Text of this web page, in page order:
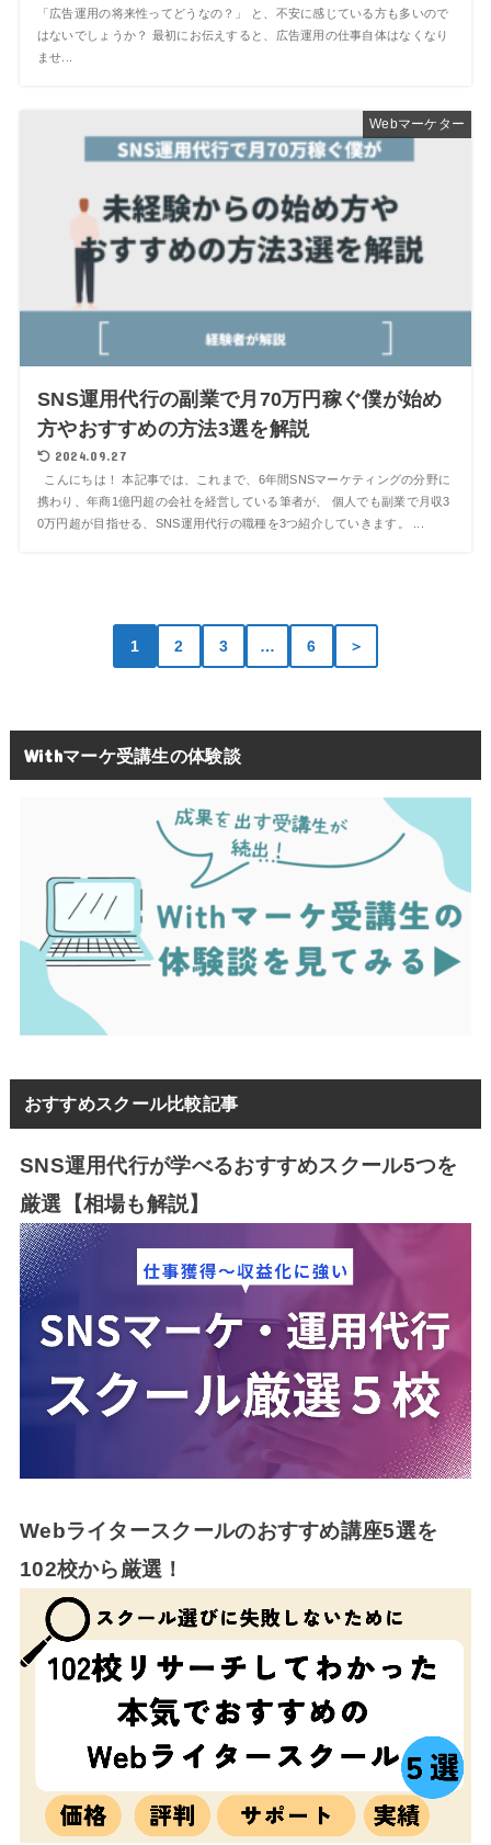
「広告運用の将来性ってどうなの？」 と、不安に感じている方も多いので
はないでしょうか？ 最初にお伝えすると、広告運用の仕事自体はなくなり
ませ...
Webマーケター
SNS運用代行の副業で月70万円稼ぐ僕が始め
方やおすすめの方法3選を解説
2024.09.27
こんにちは！ 本記事では、これまで、6年間SNSマーケティングの分野に
携わり、年商1億円超の会社を経営している筆者が、 個人でも副業で月収3
0万円超が目指せる、SNS運用代行の職種を3つ紹介していきます。 ...
1 2 3 … 6 ＞
Withマーケ受講生の体験談
おすすめスクール比較記事
SNS運用代行が学べるおすすめスクール5つを
厳選【相場も解説】
Webライタースクールのおすすめ講座5選を
102校から厳選！